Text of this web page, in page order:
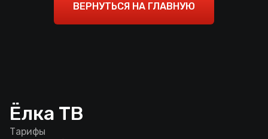
ВЕРНУТЬСЯ НА ГЛАВНУЮ
Ёлка ТВ
Тарифы